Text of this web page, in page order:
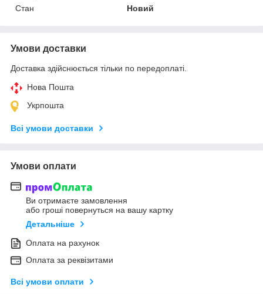
Стан
Новий
Умови доставки
Доставка здійснюється тільки по передоплаті.
Нова Пошта
Укрпошта
Всі умови доставки
Умови оплати
Ви отримаєте замовлення
або гроші повернуться на вашу картку
Детальніше
Оплата на рахунок
Оплата за реквізитами
Всі умови оплати